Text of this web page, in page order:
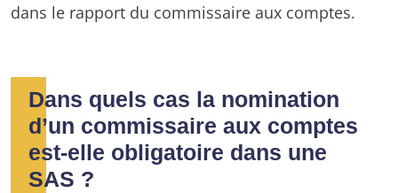
dans le rapport du commissaire aux comptes.
Dans quels cas la nomination
d’un commissaire aux comptes
est-elle obligatoire dans une
SAS ?